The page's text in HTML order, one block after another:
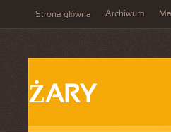
Strona główna Archiwum
ŻARY